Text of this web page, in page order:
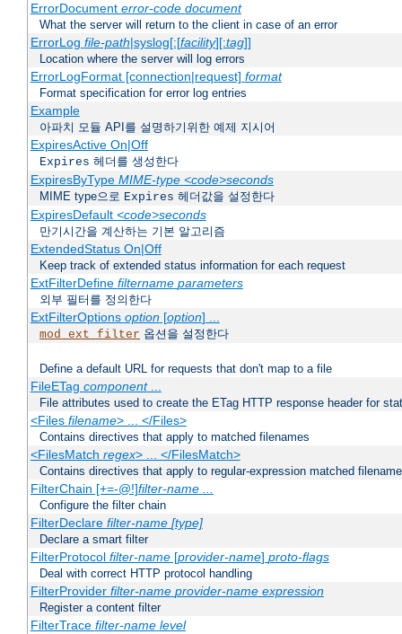
ErrorDocument error-code document
What the server will return to the client in case of an error
ErrorLog file-path|syslog[:[facility][:tag]]
Location where the server will log errors
ErrorLogFormat [connection|request] format
Format specification for error log entries
Example
아파치 모듈 API를 설명하기위한 예제 지시어
ExpiresActive On|Off
Expires 헤더를 생성한다
ExpiresByType MIME-type <code>seconds
MIME type으로 Expires 헤더값을 설정한다
ExpiresDefault <code>seconds
만기시간을 계산하는 기본 알고리즘
ExtendedStatus On|Off
Keep track of extended status information for each request
ExtFilterDefine filtername parameters
외부 필터를 정의한다
ExtFilterOptions option[option] ...
mod_ext_filter 옵션을 설정한다
Define a default URL for requests that don't map to a file
FileETag component...
File attributes used to create the ETag HTTP response header for
<Files filename> ... </Files>
Contains directives that apply to matched filenames
<FilesMatch regex> ... </FilesMatch>
Contains directives that apply to regular-expression matched
FilterChain [+=-@!]filter-name ...
Configure the filter chain
FilterDeclare filter-name [type]
Declare a smart filter
FilterProtocol filter-name[provider-name] proto-flags
Deal with correct HTTP protocol handling
FilterProvider filter-name provider-name expression
Register a content filter
FilterTrace filter-name level